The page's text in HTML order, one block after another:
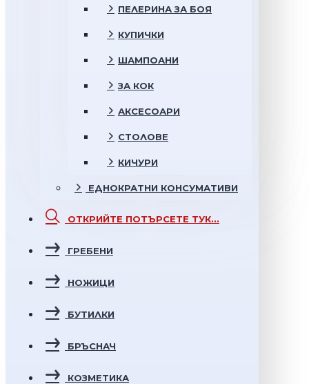
ПЕЛЕРИНА ЗА БОЯ
КУПИЧКИ
ШАМПОАНИ
ЗА КОК
АКСЕСОАРИ
СТОЛОВЕ
КИЧУРИ
ЕДНОКРАТНИ КОНСУМАТИВИ
ОТКРИЙТЕ ПОТЪРСЕТЕ ТУК...
ГРЕБЕНИ
НОЖИЦИ
БУТИЛКИ
БРЪСНАЧ
КОЗМЕТИКА